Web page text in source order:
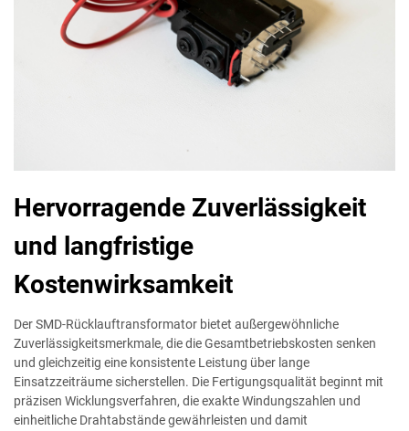
Hervorragende Zuverlässigkeit
und langfristige
Kostenwirksamkeit
Der SMD-Rücklauftransformator bietet außergewöhnliche
Zuverlässigkeitsmerkmale, die die Gesamtbetriebskosten senken
und gleichzeitig eine konsistente Leistung über lange
Einsatzzeiträume sicherstellen. Die Fertigungsqualität beginnt mit
präzisen Wicklungsverfahren, die exakte Windungszahlen und
einheitliche Drahtabstände gewährleisten und damit